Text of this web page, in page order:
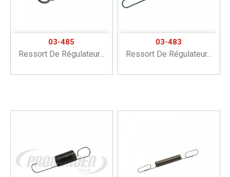
03-485
Ressort De Régulateur...
03-483
Ressort De Régulateur...